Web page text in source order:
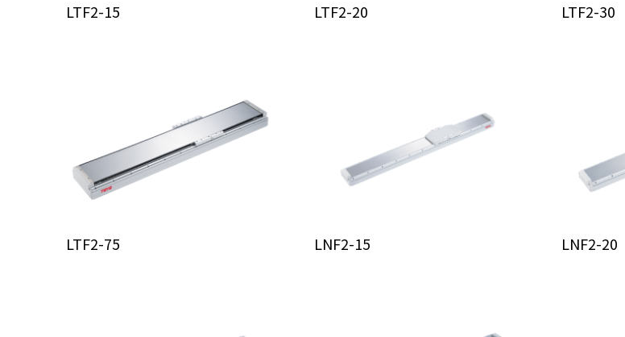
LTF2-15 LTF2-20 LTF2-30
LTF2-75 LNF2-15 LNF2-20